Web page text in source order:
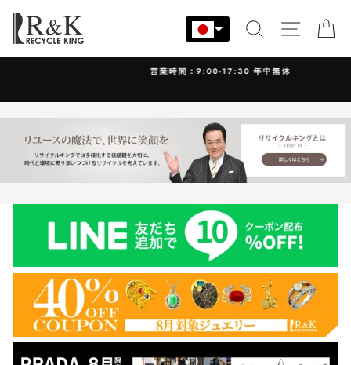
ン
す
検索 サイト
営業時間：9:00-17:30 年中無休